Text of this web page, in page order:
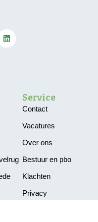
Service
Contact
Vacatures
Over ons
Bestuur en pbo
Klachten
Privacy